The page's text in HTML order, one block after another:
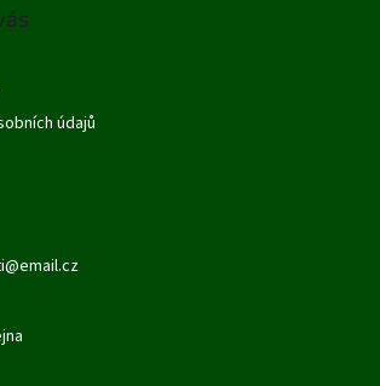
údajů
@email.cz